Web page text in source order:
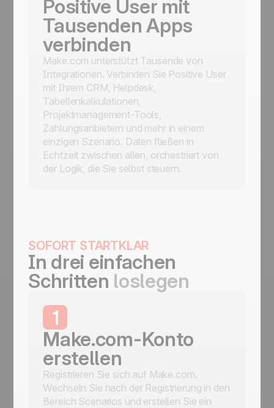
Positive User mit
Tausenden Apps
verbinden
Make.com unterstützt Tausende von
Integrationen. Verbinden Sie Positive User
mit Ihrem CRM, Helpdesk,
Tabellenkalkulationen,
Projektmanagement-Tools,
Zahlungsanbietern und mehr in einem
einzigen Szenario. Daten fließen in
Echtzeit zwischen allen, orchestriert von
der Logik, die Sie selbst steuern.
SOFORT STARTKLAR
In drei einfachen
Schritten loslegen
1
Make.com-Konto
erstellen
Registrieren Sie sich auf Make.com.
Wechseln Sie nach der Registrierung in den
Bereich Scenarios und erstellen Sie ein